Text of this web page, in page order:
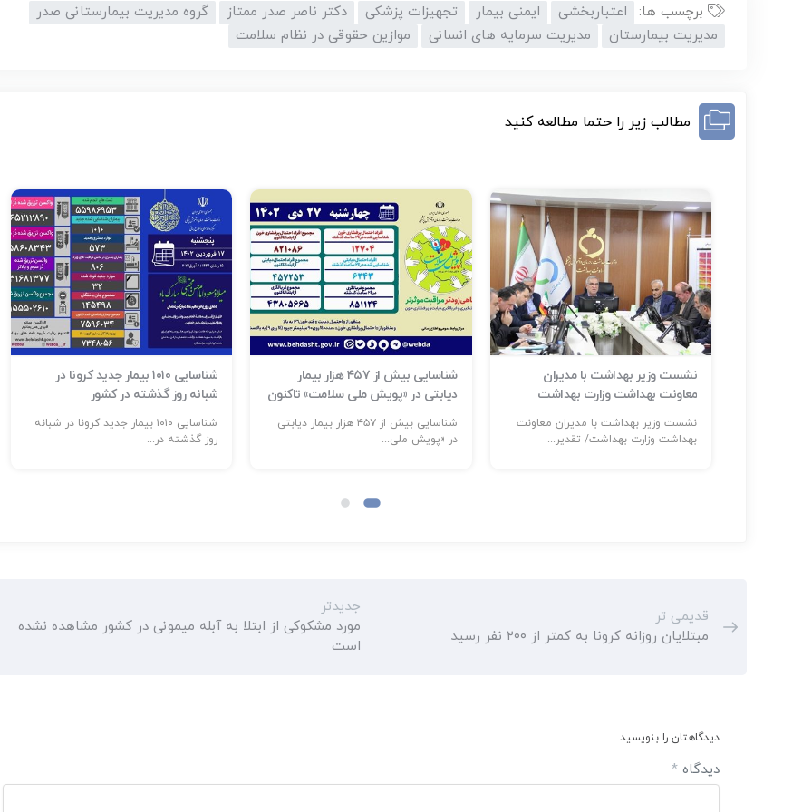
برچسب ها: اعتباربخشی ایمنی بیمار تجهیزات پزشکی دکتر ناصر صدر ممتاز
گروه مدیریت بیمارستانی صدر
مدیریت بیمارستان
مدیریت سرمایه های انسانی موازین حقوقی در نظام سلامت
مطالب زیر را حتما مطالعه کنید
نشست وزیر بهداشت با مدیران
معاونت بهداشت وزارت بهداشت
نشست وزیر بهداشت با مدیران معاونت
بهداشت وزارت بهداشت/ تقدیر...
شناسایی بیش از ۴۵۷ هزار بیمار
دیابتی در «پویش ملی سلامت» تاکنون
شناسایی بیش از ۴۵۷ هزار بیمار دیابتی
در «پویش ملی...
شناسایی ۱۰۱۰ بیمار جدید کرونا در
شبانه روز گذشته در کشور
شناسایی ۱۰۱۰ بیمار جدید کرونا در شبانه
روز گذشته در...
قدیمی تر
مبتلایان روزانه کرونا به کمتر از ۲۰۰ نفر رسید
جدیدتر
مورد مشکوکی از ابتلا به آبله میمونی در کشور مشاهده نشده
است
دیدگاهتان را بنویسید
دیدگاه *